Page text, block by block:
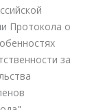
Протокола о
за